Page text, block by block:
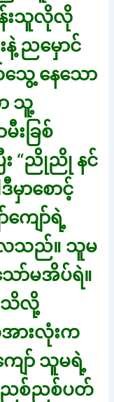
န်းသူလိုလို
ညမှောင်
သွေ့ နေသော
သူ့
ခြစ်
ြီး “ညိုညို နင်
ာစောင့်
ျော်ရဲ့
ေသည်။ သူမ
ော်မအိပ်ရဲ။
သိလို့
အားလုံးက
ျော် သူမရဲ့
ညစ်ညစ်ပတ်